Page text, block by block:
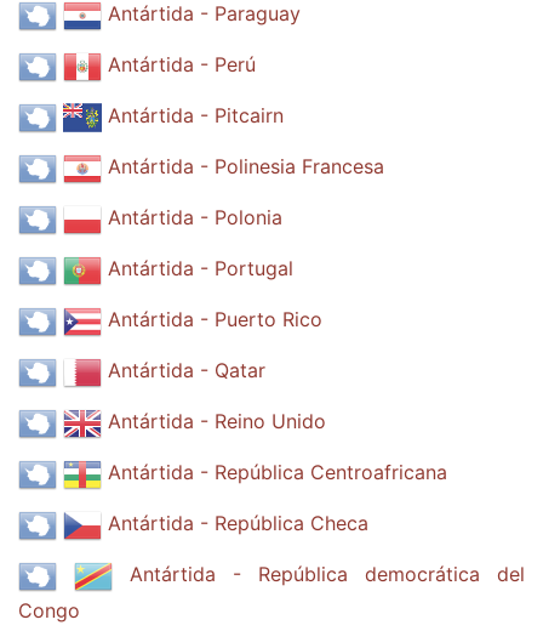
Antártida - Paraguay
Antártida - Perú
Antártida - Pitcairn
Antártida - Polinesia Francesa
Antártida - Polonia
Antártida - Portugal
Antártida - Puerto Rico
Antártida - Qatar
Antártida - Reino Unido
Antártida - República Centroafricana
Antártida - República Checa
Antártida - República democrática del
Congo